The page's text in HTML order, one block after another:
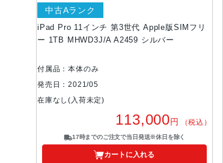
iPad Pro 11インチ 第3世代 Apple版SIMフリ
ー 1TB MHWD3J/A A2459 シルバー
中古Aランク
付属品：本体のみ
発売日：2021/05
在庫なし(入荷未定)
113,000円 （税込）
17時までのご注文で当日発送※休日を除く
カートに入れる